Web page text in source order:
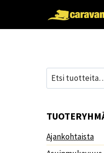
Etsi:
Ajankohtaista